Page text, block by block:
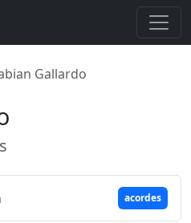
Gallardo
acordes